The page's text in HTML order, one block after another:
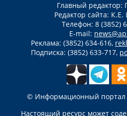
Главный редактор:
Редактор сайта:
Телефон: 8 (3852)
E-mail:
Реклама: (3852) 634-616,
Подписка: (3852) 633-717,
© Информационный портал
Настоящий ресурс может